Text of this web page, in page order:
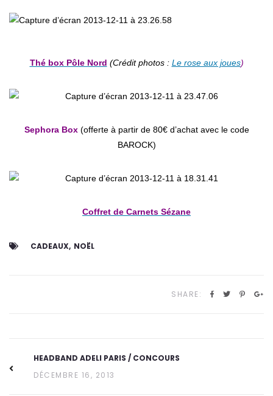
Thé box Pôle Nord (Crédit photos : Le rose aux joues)
Sephora Box(offerte à partir de 80€ d’achat avec le code
BAROCK)
Coffret de Carnets Sézane
CADEAUX NOËL
SHARE:
HEADBAND ADELI PARIS / CONCOURS
DÉCEMBRE 16, 2013